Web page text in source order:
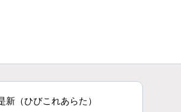
新（ひびこれあらた）